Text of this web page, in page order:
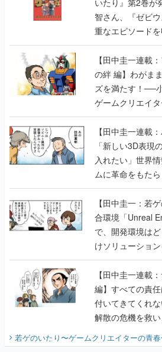
智さん、『ゼビ
重なエピソード
【田中圭一連載：
の絆 編】わがま
ズを満たす！──
ゲームクリエイ
【若ゲのいたり
【田中圭一連載
「新しい3D表現
入れたい」世界
ムに革命をもた
のいたり】
【田中圭一：若
合環境「Unreal
で、開発環境は
けソリューショ
に行って、より
【田中圭一連載
編】すべての責任
付いてきてくれ
解散の危機を救
『少年ジャンプ
若ゲのいたり〜ゲームクリエイターの青